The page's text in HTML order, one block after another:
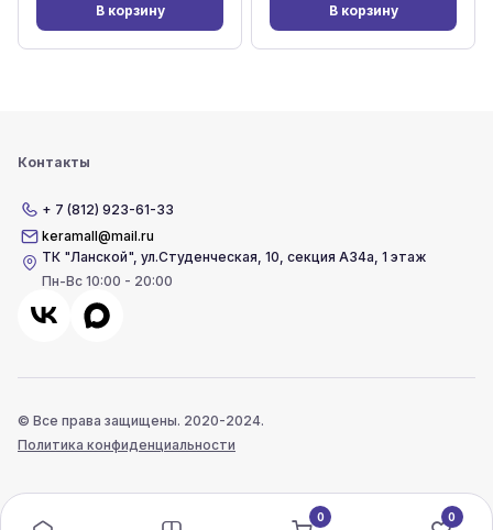
В корзину В корзину
Контакты
+ 7 (812) 923-61-33
keramall@mail.ru
ТК "Ланской",ул.Студенческая, 10, секция А34а, 1 этаж
Пн-Вс 10:00 - 20:00
© Все права защищены. 2020-2024.
Политика конфиденциальности
0 0